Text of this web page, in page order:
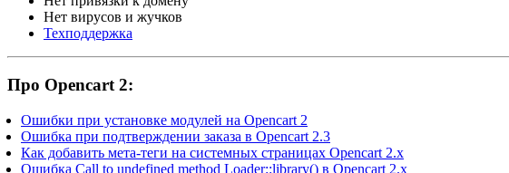
Нет вирусов и жучков
Техподдержка
Про Opencart 2:
Ошибки при установке модулей на Opencart 2
Ошибка при подтверждении заказа в Opencart 2.3
Как добавить мета-теги на системных страницах Opencart 2.x
Ошибка Call to undefined method Loader::library() в Opencart 2.x